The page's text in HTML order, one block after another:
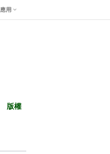
應用
版權